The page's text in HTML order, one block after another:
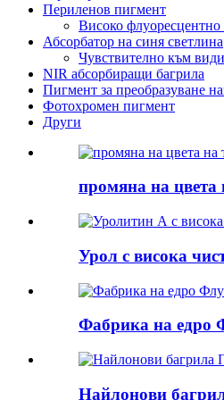
Периленов пигмент
Високо флуоресцентно
Абсорбатор на синя светлина
Чувствително към
NIR абсорбиращи багрила
Пигмент за преобразуване
Фотохромен пигмент
Други
промяна на цвета
Урол с висока
Фабрика на едро
Найлонови